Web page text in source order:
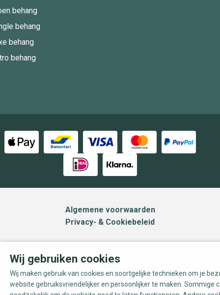
behang
behang
behang
behang
Algemene voorwaarden
Privacy- & Cookiebeleid
Wij gebruiken cookies
Wij maken gebruik van cookies en soortgelijke technieken om je
website gebruiksvriendelijker en persoonlijker te maken. Sommige